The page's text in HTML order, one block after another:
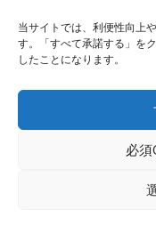
当サイトでは、利便性向上
す。「すべて承諾する」を
したことになります。
必